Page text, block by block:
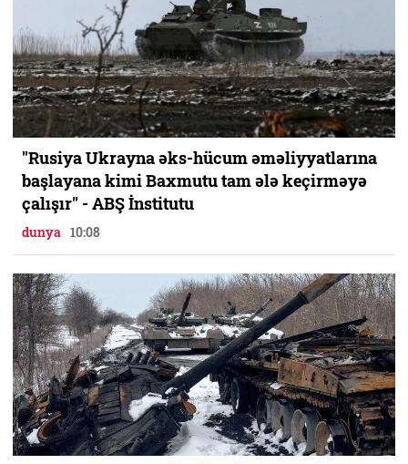
"Rusiya Ukrayna əks-hücum əməliyyatlarına
başlayana kimi Baxmutu tam ələ keçirməyə
çalışır" - ABŞ İnstitutu
dunya 10:08